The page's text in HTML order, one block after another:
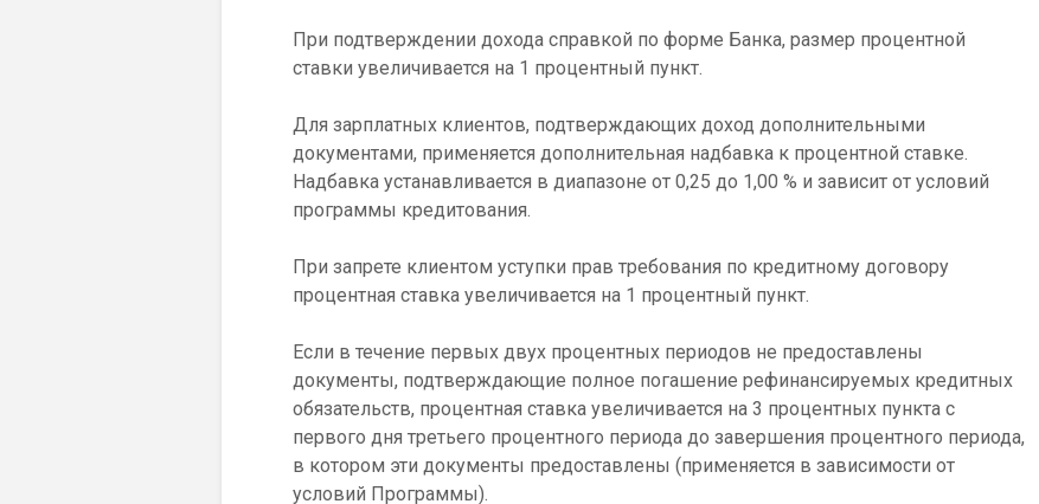
При подтверждении дохода справкой по форме Банка, размер процентной
ставки увеличивается на 1 процентный пункт.
Для зарплатных клиентов, подтверждающих доход дополнительными
документами, применяется дополнительная надбавка к процентной ставке.
Надбавка устанавливается в диапазоне от 0,25 до 1,00 % и зависит от условий
программы кредитования.
При запрете клиентом уступки прав требования по кредитному договору
процентная ставка увеличивается на 1 процентный пункт.
Если в течение первых двух процентных периодов не предоставлены
документы, подтверждающие полное погашение рефинансируемых кредитных
обязательств, процентная ставка увеличивается на 3 процентных пункта с
первого дня третьего процентного периода до завершения процентного периода,
в котором эти документы предоставлены (применяется в зависимости от
условий Программы).